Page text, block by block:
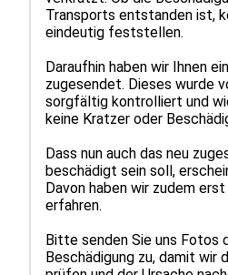
Transports entstanden ist,
eindeutig feststellen.
Daraufhin haben wir Ihnen
zugesendet. Dieses wurde
sorgfältig kontrolliert und
keine Kratzer oder
Dass nun auch das neu
beschädigt sein soll,
Davon haben wir zudem
erfahren.
Bitte senden Sie uns Fotos
Beschädigung zu, damit wir